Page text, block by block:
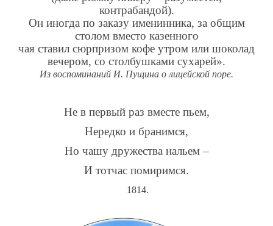
контрабандой).
Он иногда по заказу именинника, за общим
столом вместо казенного
чая ставил сюрпризом кофе утром или шоколад
вечером, со столбушками сухарей».
Из воспоминаний И. Пущина о лицейской поре.
Не в первый раз вместе пьем,
Нередко и бранимся,
Но чашу дружества нальем –
И тотчас помиримся.
1814.